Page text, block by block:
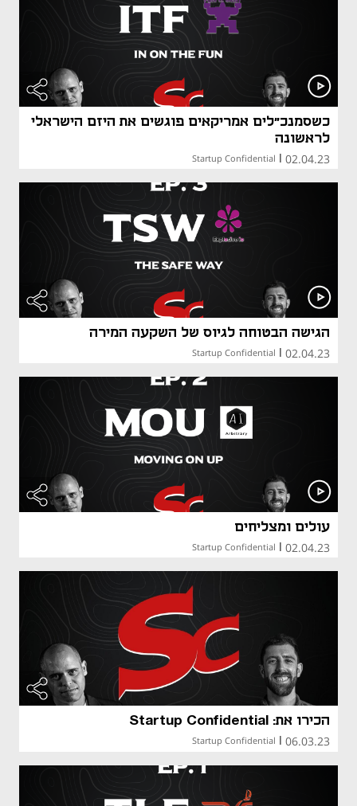
כשסמנכ"לים אמריקאים פוגשים את היזם הישראלי
לראשונה
02.04.23
Startup Confidential
הגישה הבטוחה לגיוס של השקעה המירה
02.04.23
|
Startup Confidential
עולים ומצליחים
02.04.23
|
Startup Confidential
הכירו את: Startup Confidential
06.03.23
Startup Confidential